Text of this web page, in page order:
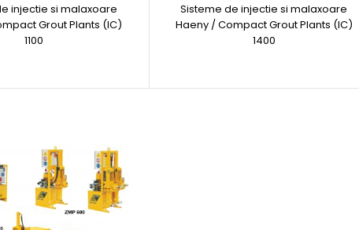
injectie si malaxoare
Grout Plants (IC)
1100
Sisteme de injectie si malaxoare
Haeny / Compact Grout Plants (IC)
1400